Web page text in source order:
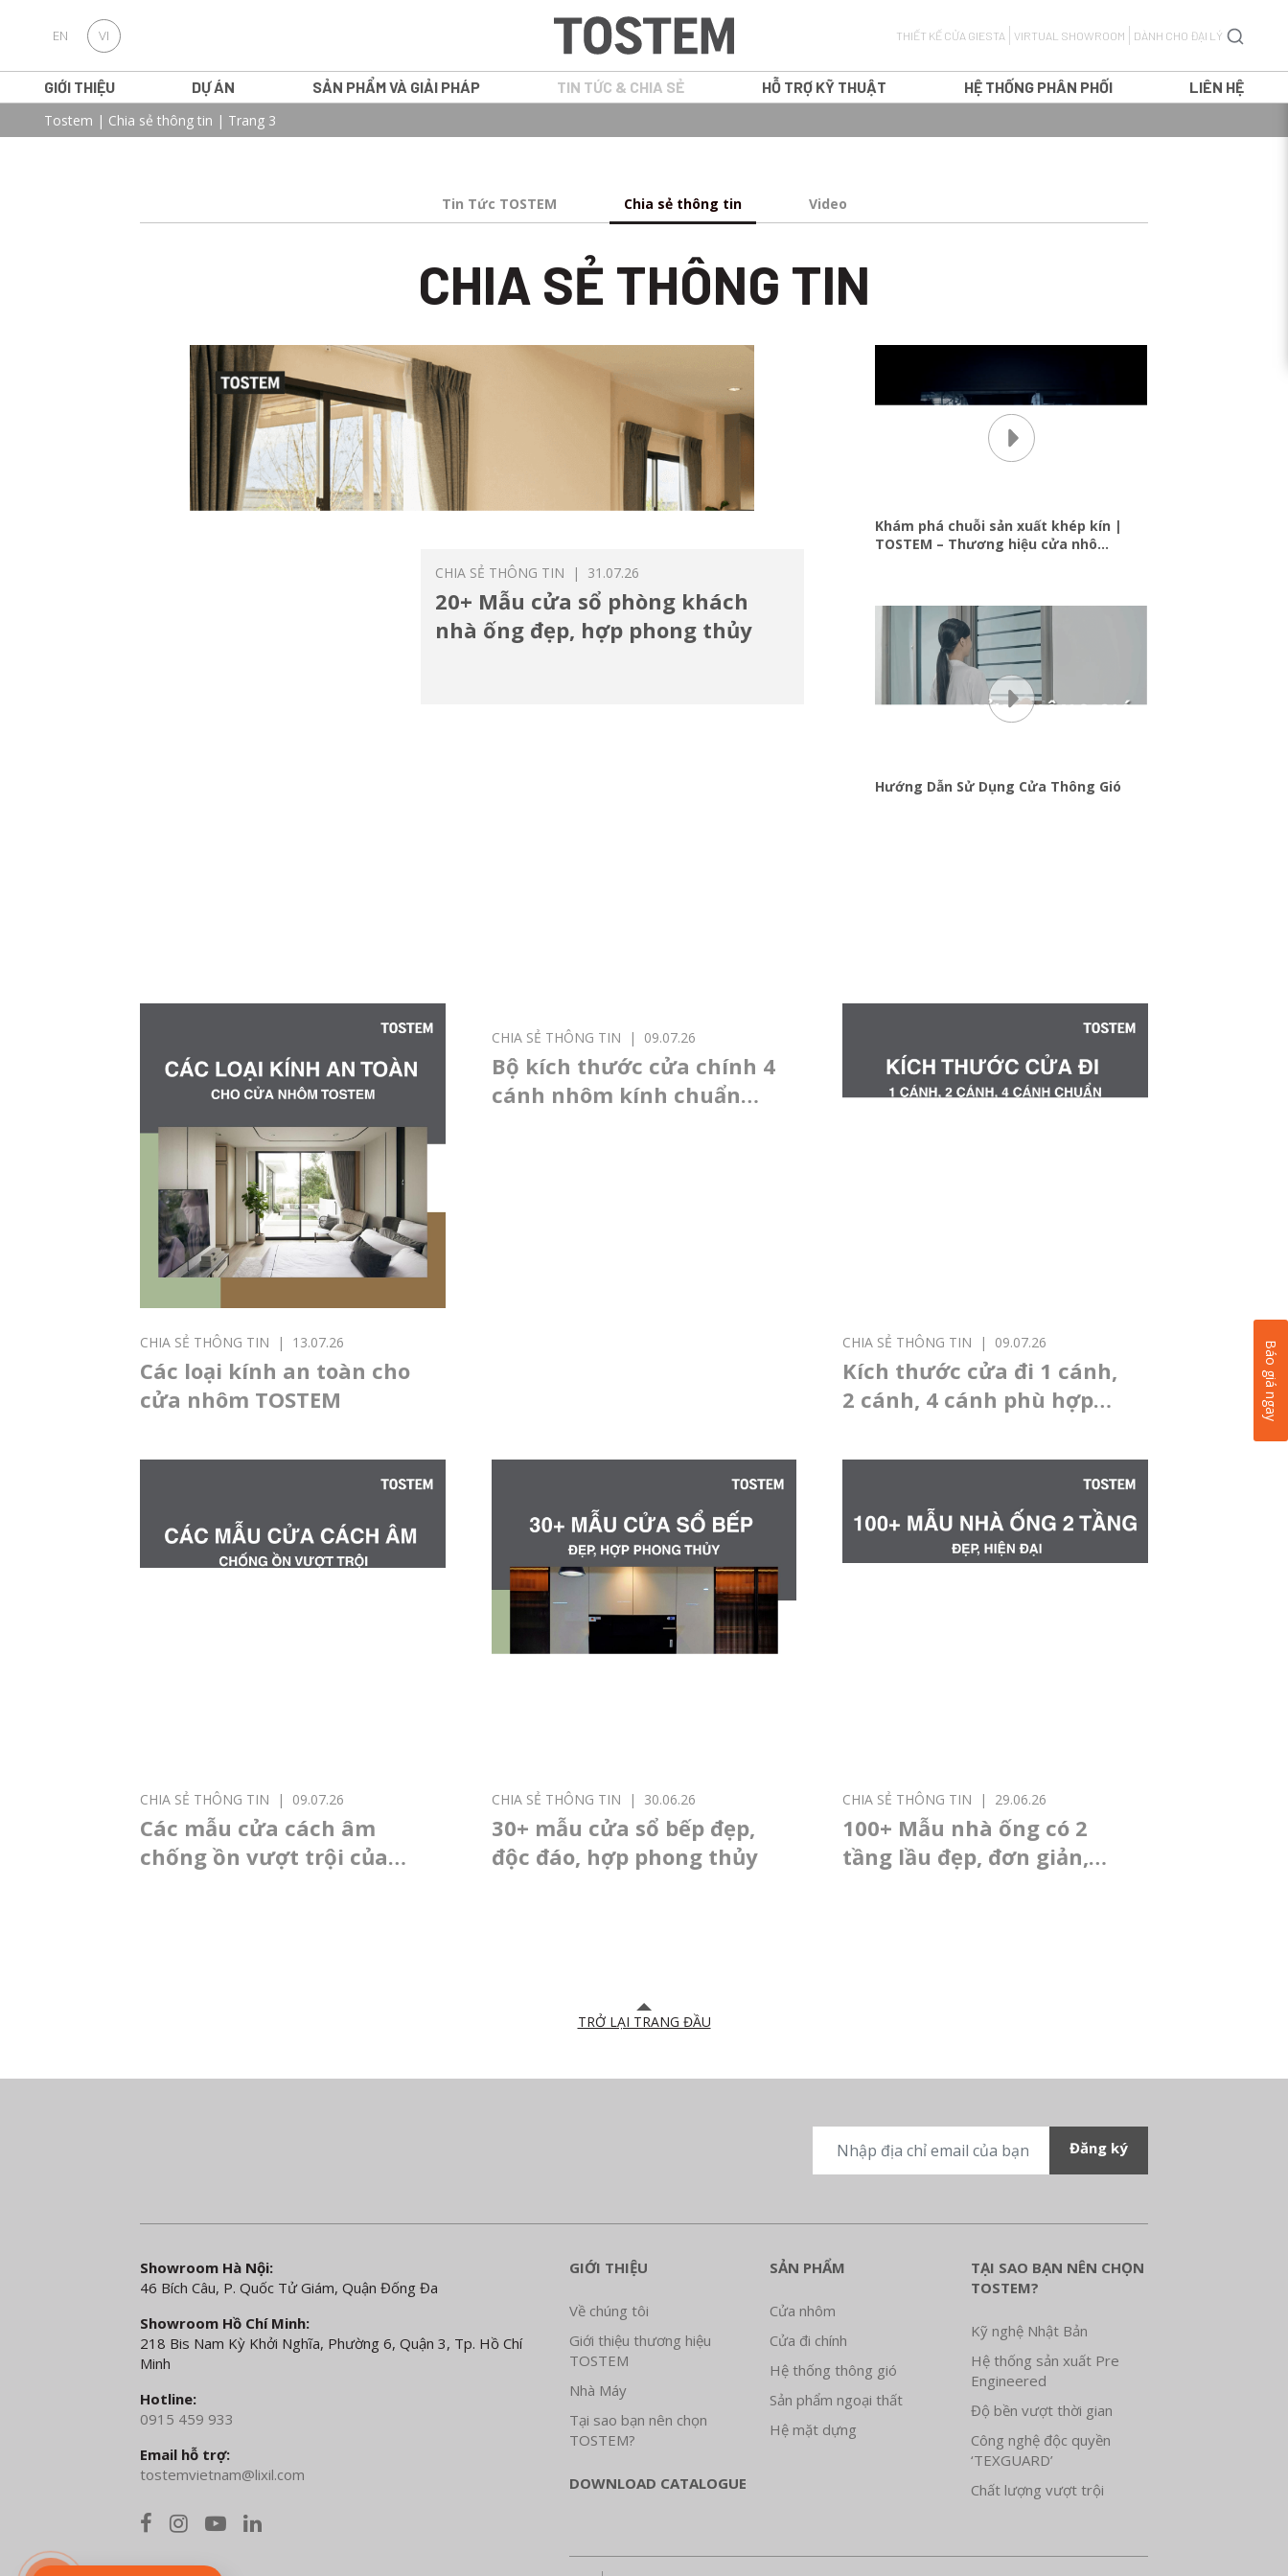
EN VI THIẾT KẾ CỬA GIESTA VIRTUAL SHOWROOM DÀNH CHO ĐẠI LÝ
GIỚI THIỆU DỰ ÁN SẢN PHẨM VÀ GIẢI PHÁP
GRANTS
NS
CỬA SỔ
VÁCH CỐ ĐỊNH
CỬA SỔ MỞ LÙA
CỬA SỔ MỞ HẤT/LẬT
TIN TỨC & CHIA SẺ HỖ TRỢ KỸ THUẬT HỆ THỐNG PHÂN PHỐI
LIÊN HỆ
Tostem | Chia sẻ thông tin | Trang 3
Tin Tức TOSTEM Chia sẻ thông tin Video
CHIA SẺ THÔNG TIN
CHIA SẺ THÔNG TIN | 31.07.26
20+ Mẫu cửa sổ phòng khách
nhà ống đẹp, hợp phong thủy
Khám phá chuỗi sản xuất khép kín |
TOSTEM – Thương hiệu cửa nhôm
Hướng Dẫn Sử Dụng Cửa Thông Gió
CHIA SẺ THÔNG TIN | 13.07.26
Các loại kính an toàn cho
cửa nhôm TOSTEM
CHIA SẺ THÔNG TIN | 09.07.26
Bộ kích thước cửa chính 4
cánh nhôm kính chuẩn
CHIA SẺ THÔNG TIN | 09.07.26
Kích thước cửa đi 1 cánh,
2 cánh, 4 cánh phù hợp
CHIA SẺ THÔNG TIN | 09.07.26
Các mẫu cửa cách âm
chống ồn vượt trội của
CHIA SẺ THÔNG TIN | 30.06.26
30+ mẫu cửa sổ bếp đẹp,
độc đáo, hợp phong thủy
CHIA SẺ THÔNG TIN | 29.06.26
100+ Mẫu nhà ống có 2
tầng lầu đẹp, đơn giản,
Báo giá ngay
TRỞ LẠI TRANG ĐẦU
Showroom Hà Nội:
46 Bích Câu, P. Quốc Tử Giám, Quận Đống Đa
Showroom Hồ Chí Minh:
218 Bis Nam Kỳ Khởi Nghĩa, Phường 6, Quận 3, Tp. Hồ Chí
Minh
Hotline:
0915 459 933
Email hỗ trợ:
tostemvietnam@lixil.com
GIỚI THIỆU
Về chúng tôi
Giới thiệu thương hiệu
TOSTEM
Nhà Máy
Tại sao bạn nên chọn
TOSTEM?
DOWNLOAD CATALOGUE
SẢN PHẨM
Cửa nhôm
Cửa đi chính
Hệ thống thông gió
Sản phẩm ngoại thất
Hệ mặt dựng
TẠI SAO BẠN NÊN CHỌN
TOSTEM?
Kỹ nghệ Nhật Bản
Hệ thống sản xuất Pre
Engineered
Độ bền vượt thời gian
Công nghệ độc quyền
‘TEXGUARD’
Chất lượng vượt trội